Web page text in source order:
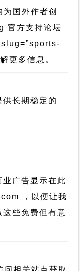
国外作者创
官方支持论坛
slug=”sports-
更多信息。
长期稳定的
业广告显示在此
，以便让我
这些免费但有意